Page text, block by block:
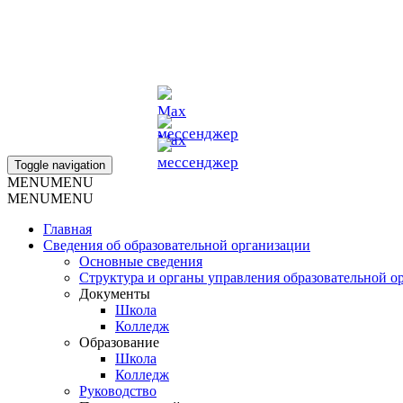
Toggle navigation
MENUMENU
MENUMENU
Главная
Сведения об образовательной организации
Основные сведения
Структура и органы управления образовательной
Документы
Школа
Колледж
Образование
Школа
Колледж
Руководство